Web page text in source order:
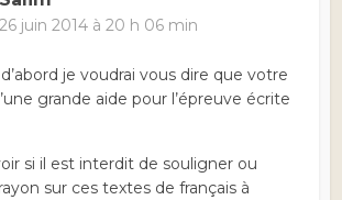
26 juin 2014 à 20 h 06 min
je voudrai vous dire que votre
grande aide pour l’épreuve écrite
si il est interdit de souligner ou
sur ces textes de français à